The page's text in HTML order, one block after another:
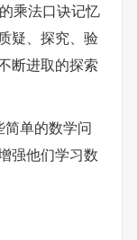
乘法口诀记忆
疑、探究、验
断进取的探索
单的数学问
强他们学习数